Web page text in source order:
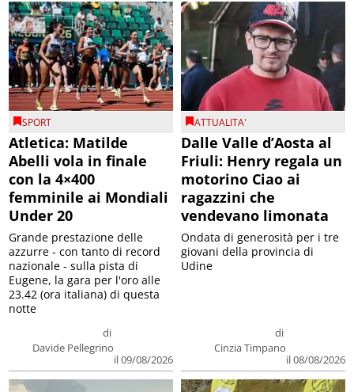
SPORT
Atletica: Matilde
Abelli vola in finale
con la 4×400
femminile ai Mondiali
Under 20
di
Davide Pellegrino
il 09/08/2026
Grande prestazione delle
azzurre - con tanto di record
nazionale - sulla pista di
Eugene, la gara per l'oro alle
23.42 (ora italiana) di questa
notte
ATTUALITA'
Dalle Valle d’Aosta al
Friuli: Henry regala un
motorino Ciao ai
ragazzini che
vendevano limonata
di
Cinzia Timpano
il 08/08/2026
Ondata di generosità per i tre
giovani della provincia di
Udine